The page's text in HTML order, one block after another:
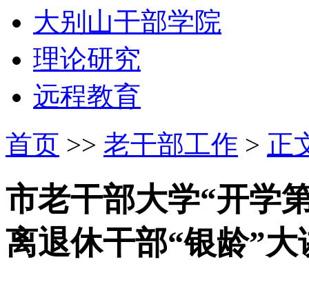
大别山干部学院
理论研究
远程教育
首页 >> 老干部工作 > 正
市老干部大学“开学
离退休干部“银龄”大